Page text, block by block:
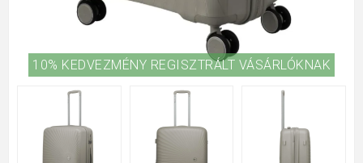
10% KEDVEZMÉNY REGISZTRÁLT VÁSÁRLÓKNAK